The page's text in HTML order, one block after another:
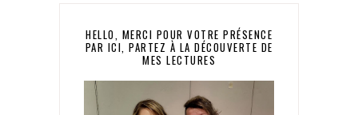
HELLO, MERCI POUR VOTRE PRÉSENCE
PAR ICI, PARTEZ À LA DÉCOUVERTE DE
MES LECTURES